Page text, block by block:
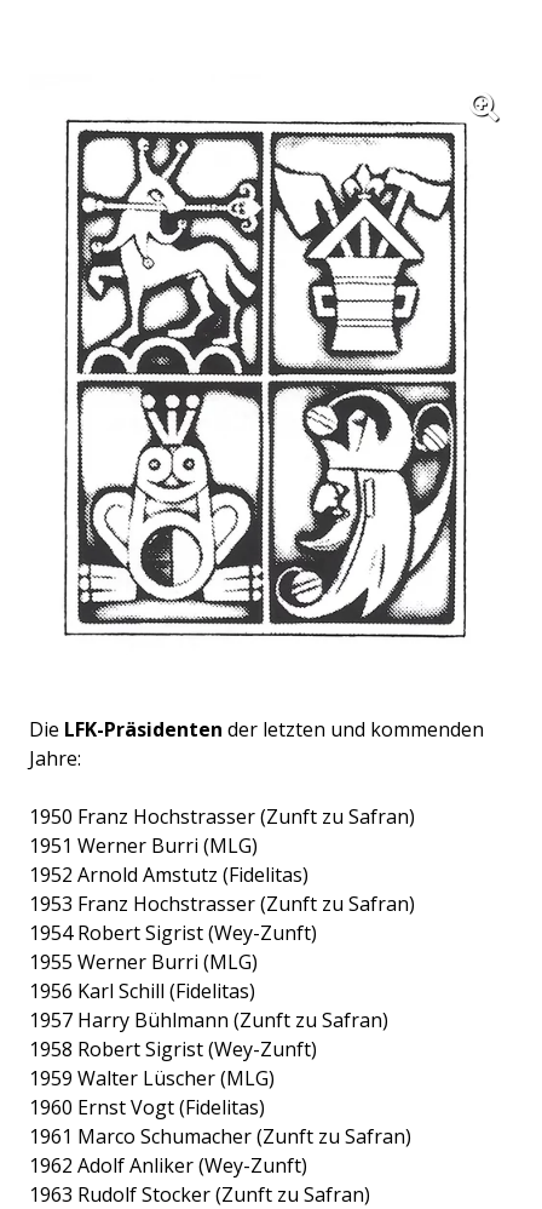
Die LFK-Präsidenten der letzten und kommenden
Jahre:
1950 Franz Hochstrasser (Zunft zu Safran)
1951 Werner Burri (MLG)
1952 Arnold Amstutz (Fidelitas)
1953 Franz Hochstrasser (Zunft zu Safran)
1954 Robert Sigrist (Wey-Zunft)
1955 Werner Burri (MLG)
1956 Karl Schill (Fidelitas)
1957 Harry Bühlmann (Zunft zu Safran)
1958 Robert Sigrist (Wey-Zunft)
1959 Walter Lüscher (MLG)
1960 Ernst Vogt (Fidelitas)
1961 Marco Schumacher (Zunft zu Safran)
1962 Adolf Anliker (Wey-Zunft)
1963 Rudolf Stocker (Zunft zu Safran)